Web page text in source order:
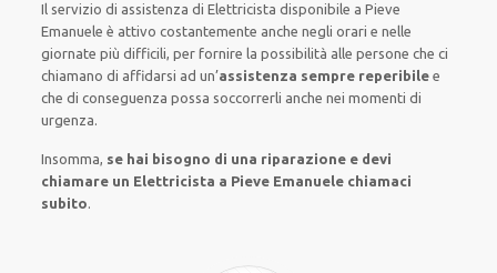
Il servizio di assistenza di Elettricistadisponibile a Pieve
Emanuele è attivo costantemente anchenegli orari e nelle
giornate piùdifficili, perfornire la possibilità alle persone che ci
chiamano di affidarsi ad un’assistenza sempre reperibile e
chedi conseguenza possa soccorrerli anchenei momenti di
urgenza.
Insomma, se hai bisogno di una riparazione e devi
chiamare un Elettricista a Pieve Emanuele chiamaci
subito.